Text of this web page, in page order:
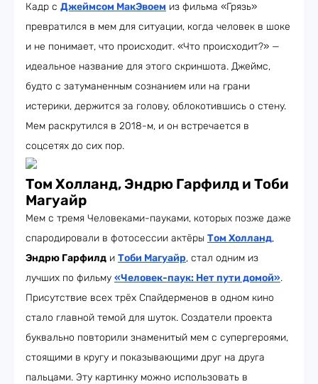
Кадр с Джеймсом МакЭвоем из фильма «Грязь»
превратился в мем для ситуации, когда человек в шоке
и не понимает, что происходит. «Что происходит?» —
идеальное название для этого скриншота. Джеймс,
будто с затуманенным сознанием или на грани
истерики, держится за голову, облокотившись о стену.
Мем раскрутился в 2018-м, и он встречается в
соцсетях до сих пор.
Том Холланд, Эндрю Гарфилд и Тоби
Магуайр
Мем с тремя Человеками-пауками, которых позже даже
спародировали в фотосессии актёры Том Холланд,
Эндрю Гарфилд и Тоби Магуайр, стал одним из
лучших по фильму «Человек-паук: Нет пути домой».
Присутствие всех трёх Спайдерменов в одном кино
стало главной темой для шуток. Создатели проекта
буквально повторили знаменитый мем с супергероями,
стоящими в кругу и показывающими друг на друга
пальцами. Эту картинку можно использовать в